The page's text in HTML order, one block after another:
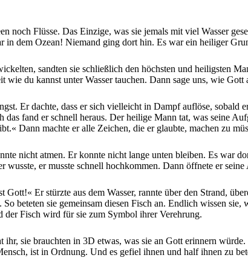
noch Flüsse. Das Einzige, was sie jemals mit viel Wasser
in dem Ozean! Niemand ging dort hin. Es war ein heiliger
sandten sie schließlich den höchsten und heiligsten
wie du kannst unter Wasser tauchen. Dann sage uns, wie
Er dachte, dass er sich vielleicht in Dampf auflöse, sobald
das fand er schnell heraus. Der heilige Mann tat, was seine
Dann machte er alle Zeichen, die er glaubte, machen zu
nicht atmen. Er konnte nicht lange unten bleiben. Es war
wusste, er musste schnell hochkommen. Dann öffnete er
Gott!« Er stürzte aus dem Wasser, rannte über den Strand,
beteten sie gemeinsam diesen Fisch an. Endlich wissen
der Fisch wird für sie zum Symbol ihrer Verehrung.
ihr, sie brauchten in 3D etwas, was sie an Gott erinnern
ist in Ordnung. Und es gefiel ihnen und half ihnen zu